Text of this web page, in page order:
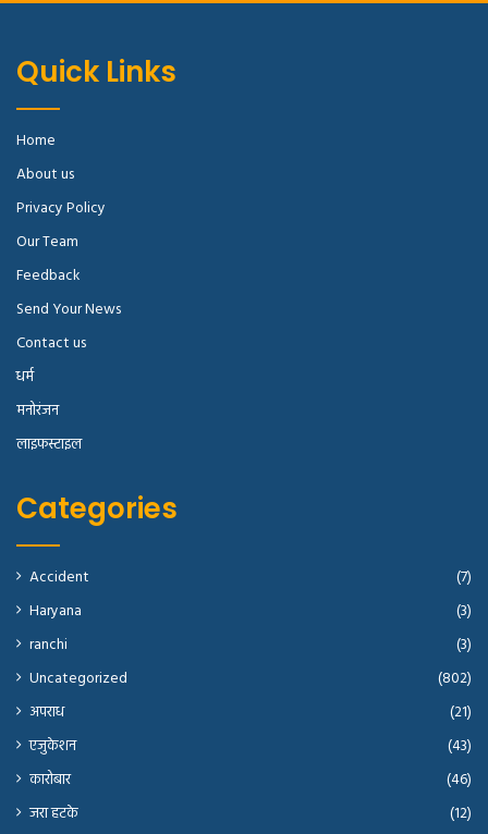
Quick Links
Home
About us
Privacy Policy
Our Team
Feedback
Send Your News
Contact us
धर्म
मनोरंजन
लाइफस्टाइल
Categories
Accident
(7)
Haryana
(3)
ranchi
(3)
Uncategorized
(802)
अपराध
(21)
एजुकेशन
(43)
कारोबार
(46)
जरा हटके
(12)